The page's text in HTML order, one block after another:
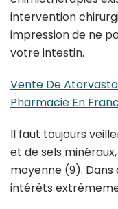
intervention
impression de ne
votre intestin.
Vente De
Pharmacie En
Il faut toujours
et de sels
moyenne (9).
intérêts